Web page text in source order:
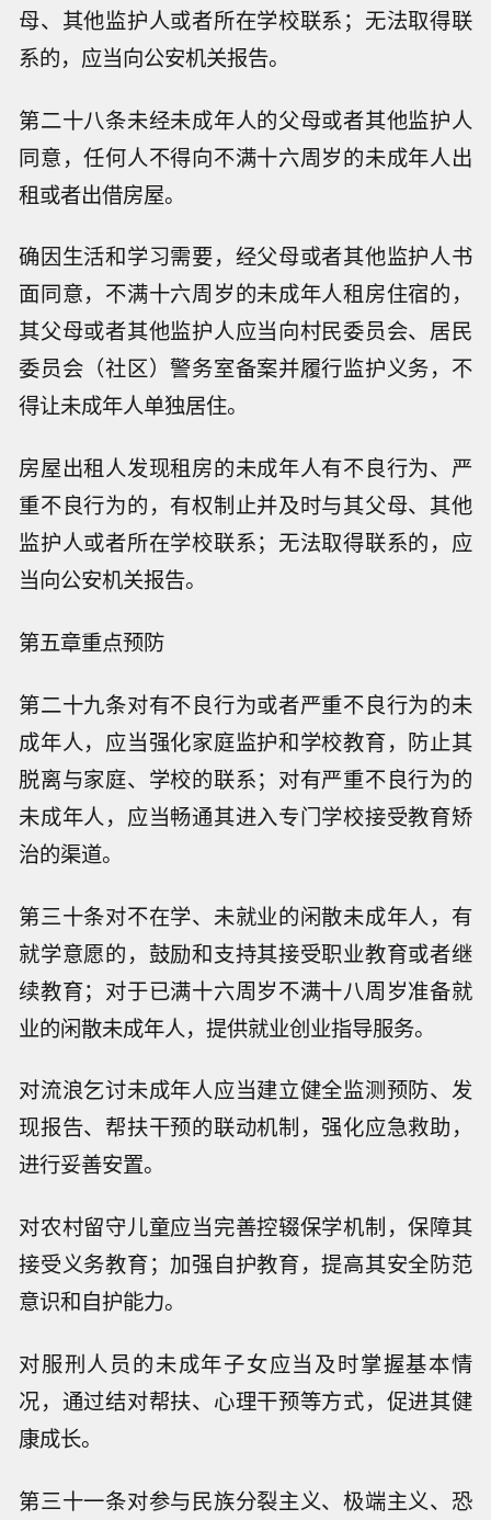
母、其他监护人或者所在学校联系；无法取得联
系的，应当向公安机关报告。
第二十八条未经未成年人的父母或者其他监护人
同意，任何人不得向不满十六周岁的未成年人出
租或者出借房屋。
确因生活和学习需要，经父母或者其他监护人书
面同意，不满十六周岁的未成年人租房住宿的，
其父母或者其他监护人应当向村民委员会、居民
委员会（社区）警务室备案并履行监护义务，不
得让未成年人单独居住。
房屋出租人发现租房的未成年人有不良行为、严
重不良行为的，有权制止并及时与其父母、其他
监护人或者所在学校联系；无法取得联系的，应
当向公安机关报告。
第五章重点预防
第二十九条对有不良行为或者严重不良行为的未
成年人，应当强化家庭监护和学校教育，防止其
脱离与家庭、学校的联系；对有严重不良行为的
未成年人，应当畅通其进入专门学校接受教育矫
治的渠道。
第三十条对不在学、未就业的闲散未成年人，有
就学意愿的，鼓励和支持其接受职业教育或者继
续教育；对于已满十六周岁不满十八周岁准备就
业的闲散未成年人，提供就业创业指导服务。
对流浪乞讨未成年人应当建立健全监测预防、发
现报告、帮扶干预的联动机制，强化应急救助，
进行妥善安置。
对农村留守儿童应当完善控辍保学机制，保障其
接受义务教育；加强自护教育，提高其安全防范
意识和自护能力。
对服刑人员的未成年子女应当及时掌握基本情
况，通过结对帮扶、心理干预等方式，促进其健
康成长。
第三十一条对参与民族分裂主义、极端主义、恐